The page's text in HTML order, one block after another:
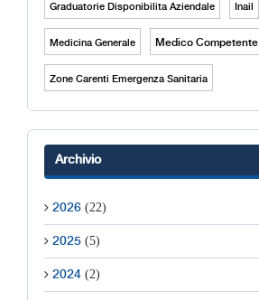
Graduatorie Disponibilita Aziendale Inail
Medicina Generale Medico Competente
Zone Carenti Emergenza Sanitaria
Archivio
2026 (22)
2025 (5)
2024 (2)